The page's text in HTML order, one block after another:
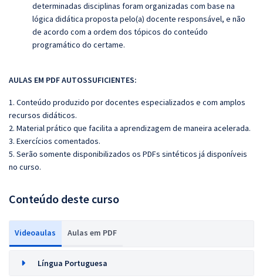
determinadas disciplinas foram organizadas com base na
lógica didática proposta pelo(a) docente responsável, e não
de acordo com a ordem dos tópicos do conteúdo
programático do certame.
AULAS EM PDF AUTOSSUFICIENTES:
1. Conteúdo produzido por docentes especializados e com amplos
recursos didáticos.
2. Material prático que facilita a aprendizagem de maneira acelerada.
3. Exercícios comentados.
5. Serão somente disponibilizados os PDFs sintéticos já disponíveis
no curso.
Conteúdo deste curso
Videoaulas Aulas em PDF
Língua Portuguesa